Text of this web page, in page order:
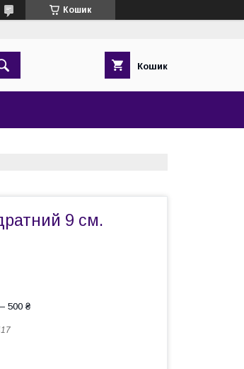
Кошик
Кошик
9 см.
500 ₴